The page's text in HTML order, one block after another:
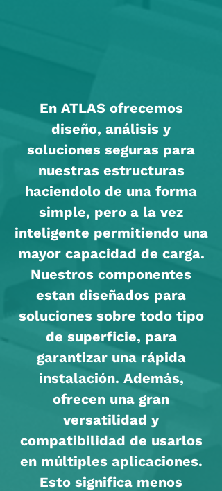
En ATLAS ofrecemos
diseño, análisis y
soluciones seguras para
nuestras estructuras
haciendolo de una forma
simple, pero a la vez
inteligente permitiendo una
mayor capacidad de carga.
Nuestros componentes
estan diseñados para
soluciones sobre todo tipo
de superficie, para
garantizar una rápida
instalación. Además,
ofrecen una gran
versatilidad y
compatibilidad de usarlos
en múltiples aplicaciones.
Esto significa menos